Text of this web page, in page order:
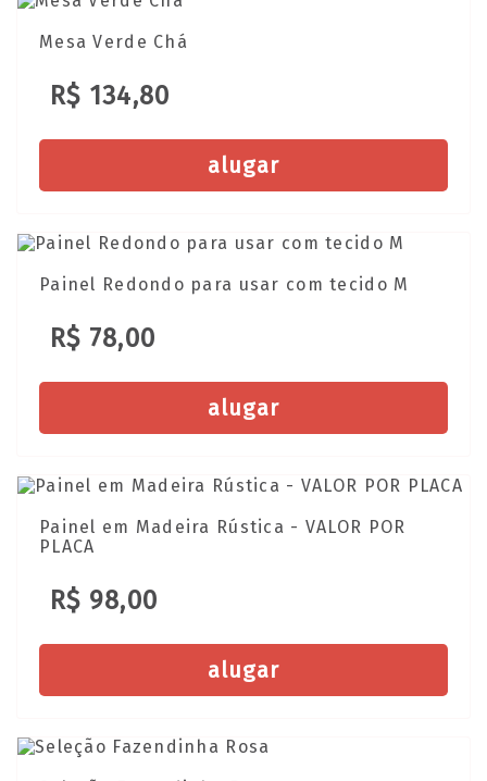
Mesa Verde Chá
R$ 134,80
alugar
Painel Redondo para usar com tecido M
R$ 78,00
alugar
Painel em Madeira Rústica - VALOR POR
PLACA
R$ 98,00
alugar